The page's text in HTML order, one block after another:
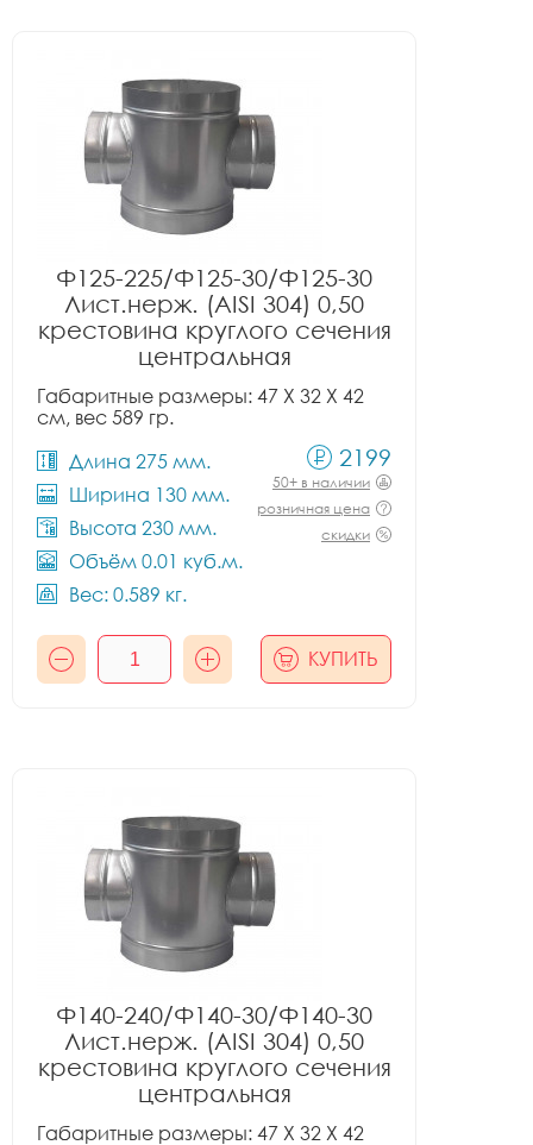
Ф125-225/Ф125-30/Ф125-30
Лист.нерж. (AISI 304) 0,50
крестовина круглого сечения
центральная
Габаритные размеры: 47 X 32 X 42
см, вес 589 гр.
Длина 275 мм.
Ширина 130 мм.
Высота 230 мм.
Объём 0.01 куб.м.
Вес: 0.589 кг.
2199
50+ в наличии
розничная цена
скидки
КУПИТЬ
Ф140-240/Ф140-30/Ф140-30
Лист.нерж. (AISI 304) 0,50
крестовина круглого сечения
центральная
Габаритные размеры: 47 X 32 X 42